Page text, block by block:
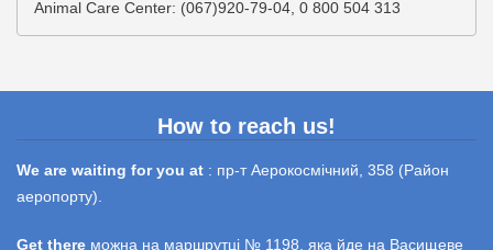
Animal Care Center: (067)920-79-04, 0 800 504 313
How to reach us!
We are waiting for you at : пр-т Аерокосмічний, 358 (Район
аеропорту).
Get there можна на маршрутці № 1198, яка йде на Васищеве